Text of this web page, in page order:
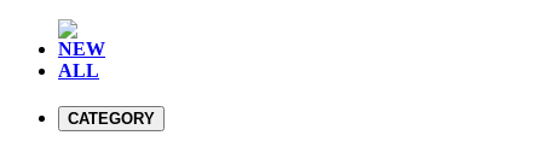
NEW
ALL
CATEGORY